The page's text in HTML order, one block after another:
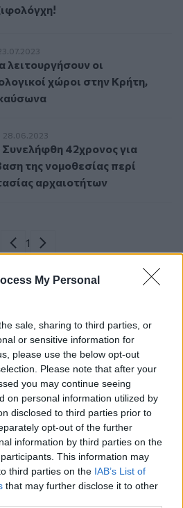
My Personal
sale, sharing to third parties, or
or sensitive information for
please use the below opt-out
Please note that after your
you may continue seeing
on personal information utilized by
disclosed to third parties prior to
opt-out of the further
information by third parties on the
This information may
third parties on the IAB’s List of
that may further disclose it to other
λειτουργήσουν οι
λειτουργήσουν οι
χώροι στην Κρήτη,
42χρονος για
28.06.2023
42χρονος για
της νομοθεσίας περί
αρχαιοτήτων
Σελιδοποίηση
Προηγούμενη σελίδα
Current page
1 Next page
Δημοφιλή
τραυματίες, οι επτά σοβαρά,
- Δείτε βίντεο
οι δήμοι
πυρκαγιές: Αυτό που συμβαίνει